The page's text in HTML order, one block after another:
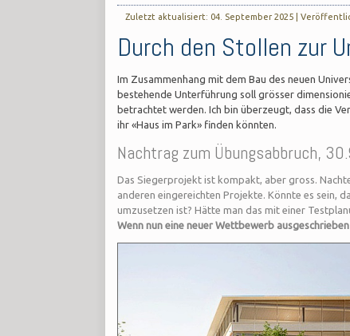
Zuletzt aktualisiert: 04. September 2025
Durch den Stollen zur
Im Zusammenhang mit dem Bau des neuen
bestehende Unterführung soll grösser
betrachtet werden. Ich bin überzeugt, dass die
ihr «Haus im Park» finden könnten.
Nachtrag zum Übungsabbruch,
Das Siegerprojekt ist kompakt, aber gross.
anderen eingereichten Projekte. Könnte es sein,
umzusetzen ist? Hätte man das mit einer
Wenn nun eine neuer Wettbewerb